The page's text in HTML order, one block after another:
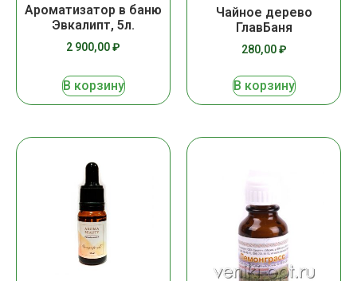
Ароматизатор в баню
Эвкалипт, 5л.
2 900,00₽
В корзину
Чайное дерево
ГлавБаня
280,00₽
В корзину